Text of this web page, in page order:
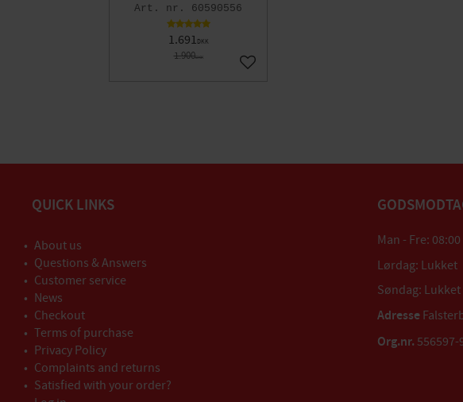
60590556
1.691DKK
1.900DKK
Gem som favorit
QUICK LINKS
About us
Questions & Answers
Customer service
News
Checkout
Terms of purchase
Privacy Policy
Complaints and returns
Satisfied with your order?
Man - Fre:
Lørdag: Lukket
Søndag: Lukket
Adresse
Org.nr. 556597-